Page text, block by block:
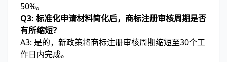
50%。
Q3: 标准化申请材料简化后，商标注册审核周期是否
有所缩短？
A3: 是的，新政策将商标注册审核周期缩短至30个工
作日内完成。